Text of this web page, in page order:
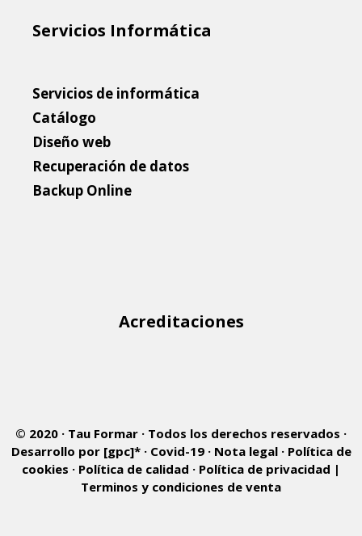
Servicios Informática
Servicios de informática
Catálogo
Diseño web
Recuperación de datos
Backup Online
Acreditaciones
© 2020 · Tau Formar · Todos los derechos reservados ·
Desarrollo por [gpc]* · Covid-19· Nota legal· Política de
cookies · Política de calidad · Política de privacidad |
Terminos y condiciones de venta